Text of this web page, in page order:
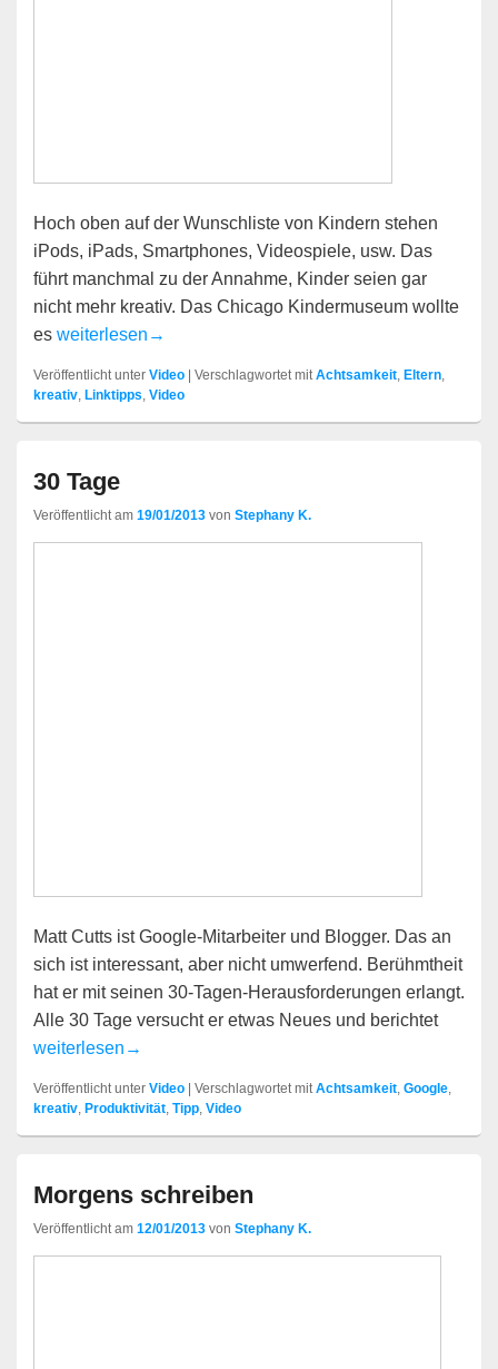
Hoch oben auf der Wunschliste von Kindern stehen
iPods, iPads, Smartphones, Videospiele, usw. Das
führt manchmal zu der Annahme, Kinder seien gar
nicht mehr kreativ. Das Chicago Kindermuseum wollte
es Kinder und Kreativität
weiterlesen →
Veröffentlicht unter Video Verschlagwortet mit Achtsamkeit, Eltern,
kreativ, Linktipps, Video
30 Tage
Veröffentlicht am 19/01/2013 von Stephany K.
Matt Cutts ist Google-Mitarbeiter und Blogger. Das an
sich ist interessant, aber nicht umwerfend. Berühmtheit
hat er mit seinen 30-Tagen-Herausforderungen erlangt.
Alle 30 Tage versucht er etwas Neues und berichtet
30 Tage
weiterlesen →
Veröffentlicht unter Video Verschlagwortet mit Achtsamkeit, Google,
kreativ, Produktivität, Tipp, Video
Morgens schreiben
Veröffentlicht am 12/01/2013 von Stephany K.